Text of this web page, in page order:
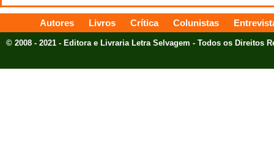
Autores Livros Crítica Colunistas
© 2008 - 2021 - Editora e Livraria Letra Selvagem - Todos os Direitos